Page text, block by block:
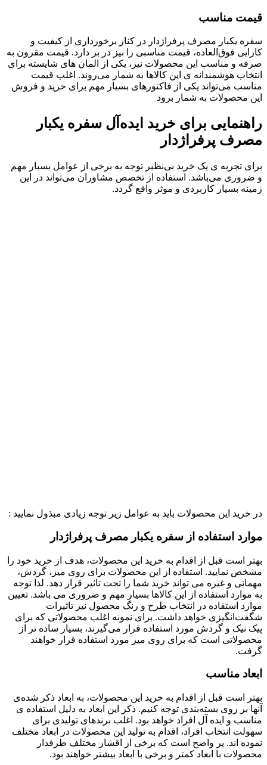
قیمت مناسب
سفره یکبار مصرف پرفراژدار در کنار برخورداری از کیفیت و
کارایی فوق‌العاده، قیمت مناسبی را نیز در بر دارد. قیمت مقرون به
صرفه و مناسب این محصولات نیز، یکی از المان های شایسته برای
انتخاب هوشمندانه ی این کالاها به شمار می‌روند. اغلب قیمت
مناسب می‌تواند یکی از فاکتورهای بسیار مهم برای خرید و فروش
این محصولات به شمار برود
راهنمایی برای خرید ایده‌آل سفره یکبار
مصرف پرفراژدار
برای تجربه ی یک خرید بی‌نظیر توجه به برخی از عوامل بسیار مهم
و ضروری می‌باشد. استفاده از تخصص مشاوران می‌تواند در این
زمینه بسیار کاربردی و موثر واقع گردد.
در خرید این محصولات باید به عوامل زیر توجه زیادی مبذول نمایید :
موارد استفاده از سفره یکبار مصرف پرفراژدار
بهتر است قبل از اقدام به خرید این محصولات، هدف از خرید خود را
مشخص نمایید. استفاده از این محصولات برای روی میز، گردش،
مهمانی و غیره می تواند خرید شما را تحت تاثیر قرار دهد. لذا توجه
به موارد استفاده از این کالاها بسیار مهم و ضروری می باشد. تعیین
موارد استفاده در انتخاب طرح و رنگ محصول نیز تاثیرات
شگفت‌انگیزی خواهد داشت. برای نمونه اغلب محصولاتی که برای
پیک نیک و گردش مورد استفاده قرار می‌گیرند، بسیار ساده تر از
محصولاتی است که برای روی میز مورد استفاده قرار خواهند
گرفت.
ابعاد مناسب
بهتر است قبل از اقدام به خرید این محصولات، به ابعاد ذکر شده‌ی
آنها بر روی بسته‌بندی توجه کنیم. ذکر این ابعاد به دلیل استفاده ی
مناسب و ایده آل افراد خواهد بود. اغلب برندهای تولیدی برای
سهولت انتخاب افراد، اقدام به تولید این محصولات در ابعاد مختلف
نموده اند. پر واضح است که برخی از اقشار مختلف طرفدار
محصولات با ابعاد کمتر و برخی با ابعاد بیشتر خواهند بود.